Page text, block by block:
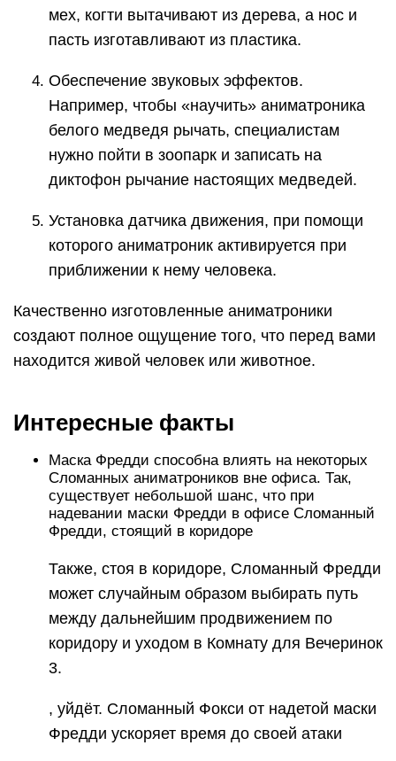
мех, когти вытачивают из дерева, а нос и
пасть изготавливают из пластика.
Обеспечение звуковых эффектов.
Например, чтобы «научить» аниматроника
белого медведя рычать, специалистам
нужно пойти в зоопарк и записать на
диктофон рычание настоящих медведей.
Установка датчика движения, при помощи
которого аниматроник активируется при
приближении к нему человека.
Качественно изготовленные аниматроники
создают полное ощущение того, что перед вами
находится живой человек или животное.
Интересные факты
Маска Фредди способна влиять на некоторых
Сломанных аниматроников вне офиса. Так,
существует небольшой шанс, что при
надевании маски Фредди в офисе Сломанный
Фредди, стоящий в коридоре
Также, стоя в коридоре, Сломанный Фредди
может случайным образом выбирать путь
между дальнейшим продвижением по
коридору и уходом в Комнату для Вечеринок
3.
, уйдёт. Сломанный Фокси от надетой маски
Фредди ускоряет время до своей атаки